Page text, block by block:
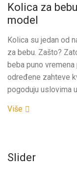
Kolica za
model
Kolica su jedan od
za bebu. Zašto?
beba puno
određene zahteve
pogoduju uslovima
Više
Slider